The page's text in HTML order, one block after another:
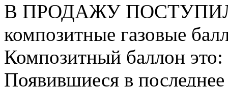
В ПРОДАЖУ
композитные газовые
Композитный баллон это:
Появившиеся в